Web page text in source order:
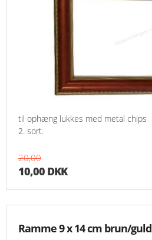
til ophæng lukkes med metal chips
2. sort.
20,00
10,00 DKK
Ramme 9 x 14 cm brun/guld